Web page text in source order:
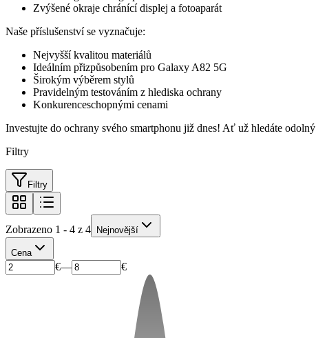
Zvýšené okraje chránící displej a fotoaparát
Naše příslušenství se vyznačuje:
Nejvyšší kvalitou materiálů
Ideálním přizpůsobením pro Galaxy A82 5G
Širokým výběrem stylů
Pravidelným testováním z hlediska ochrany
Konkurenceschopnými cenami
Investujte do ochrany svého smartphonu již dnes! Ať už hledáte
Filtry
Filtry
Zobrazeno 1 - 4 z 4 Nejnovější
Cena
€— €